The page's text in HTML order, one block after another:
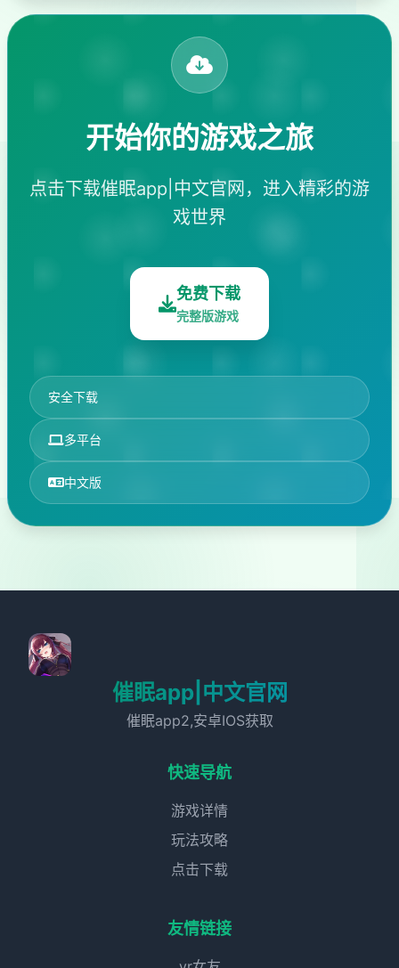
开始你的游戏之旅
点击下载催眠app|中文官网，进入精彩的游
戏世界
免费下载
完整版游戏
安全下载
多平台
中文版
催眠app|中文官网
催眠app2,安卓IOS获取
快速导航
游戏详情
玩法攻略
点击下载
友情链接